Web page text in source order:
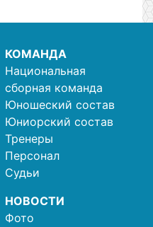
КОМАНДА
Национальная
сборная команда
Юношеский состав
Юниорский состав
Тренеры
Персонал
Судьи
НОВОСТИ
Фото